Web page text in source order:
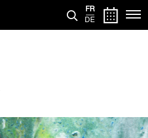
FR
DE